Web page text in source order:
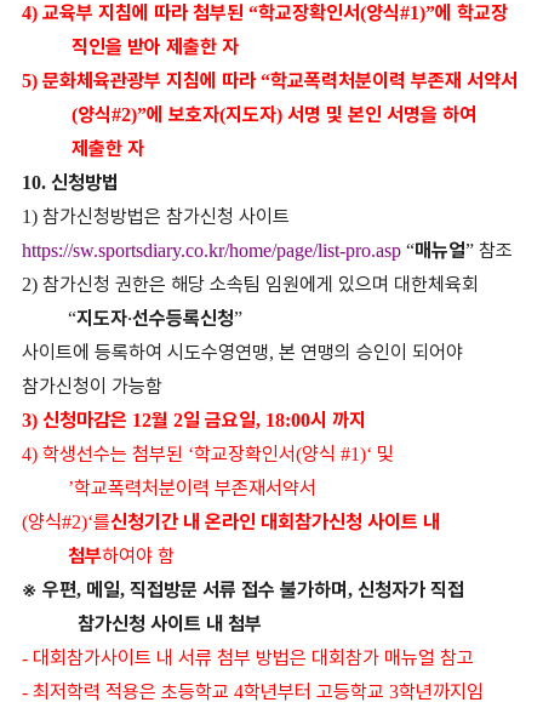
4) 교육부 지침에 따라 첨부된 “학교장확인서(양식#1)”에 학교장
직인을 받아 제출한 자
5) 문화체육관광부 지침에 따라 “학교폭력처분이력 부존재 서약서
(양식#2)”에 보호자(지도자)서명 및 본인 서명을 하여
제출한 자
10. 신청방법
1) 참가신청방법은 참가신청 사이트
https://sw.sportsdiary.co.kr/home/page/list-pro.asp “매뉴얼” 참조
2) 참가신청 권한은 해당 소속팀 임원에게 있으며 대한체육회
“지도자‧선수등록신청”
사이트에 등록하여 시도수영연맹, 본 연맹의 승인이 되어야
참가신청이 가능함
3) 신청마감은 12월 2일 금요일, 18:00시 까지
4) 학생선수는 첨부된 ‘학교장확인서(양식 #1)‘ 및
’학교폭력처분이력 부존재서약서
(양식#2)‘를신청기간 내 온라인 대회참가신청 사이트 내
첨부하여야 함
※ 우편, 메일, 직접방문 서류 접수 불가하며 , 신청자가 직접
참가신청 사이트 내 첨부
- 대회참가사이트 내 서류 첨부 방법은 대회참가 매뉴얼 참고
- 최저학력 적용은 초등학교 4학년부터 고등학교 3학년까지임